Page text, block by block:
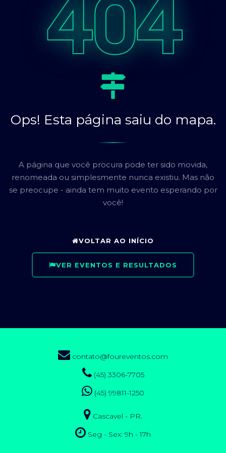
404
Ops! Esta página saiu do mapa.
A página que você procura pode ter sido movida,
renomeada ou simplesmente nunca existiu. Mas não
se preocupe - ainda tem muito evento esperando por
você!
VOLTAR AO INÍCIO
VER EVENTOS E RESULTADOS
contato@foureventos.com
(45) 3306-7705
(45) 99811-1250
Cascavel - PR.
Seg - Sex: 9h - 17h